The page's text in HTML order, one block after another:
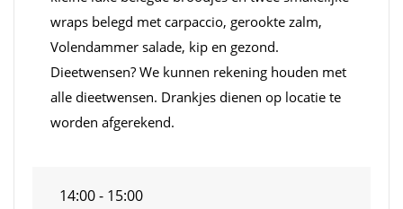
wraps belegd met carpaccio, gerookte zalm,
Volendammer salade, kip en gezond.
Dieetwensen? We kunnen rekening houden met
alle dieetwensen. Drankjes dienen op locatie te
worden afgerekend.
14:00 - 15:00